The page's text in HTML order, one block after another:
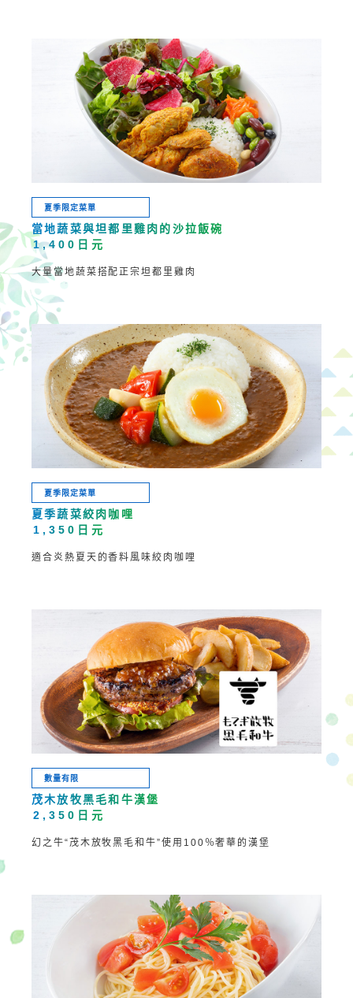
夏季限定菜單
當地蔬菜與坦都里雞肉的 沙拉飯碗
1,400日元
大量當地蔬菜搭配正宗坦都里雞肉
夏季限定菜單
夏季蔬菜絞肉咖哩
1,350日元
適合炎熱夏天的香料風味絞肉咖哩
數量有限
茂木放牧黑毛和牛漢堡
2,350日元
幻之牛“茂木放牧黑毛和牛”使用100％奢華的漢堡